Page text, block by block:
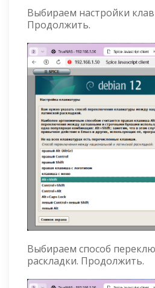
Выбираем настройки
Продолжить.
Выбираем способ
раскладки. Продолжить.